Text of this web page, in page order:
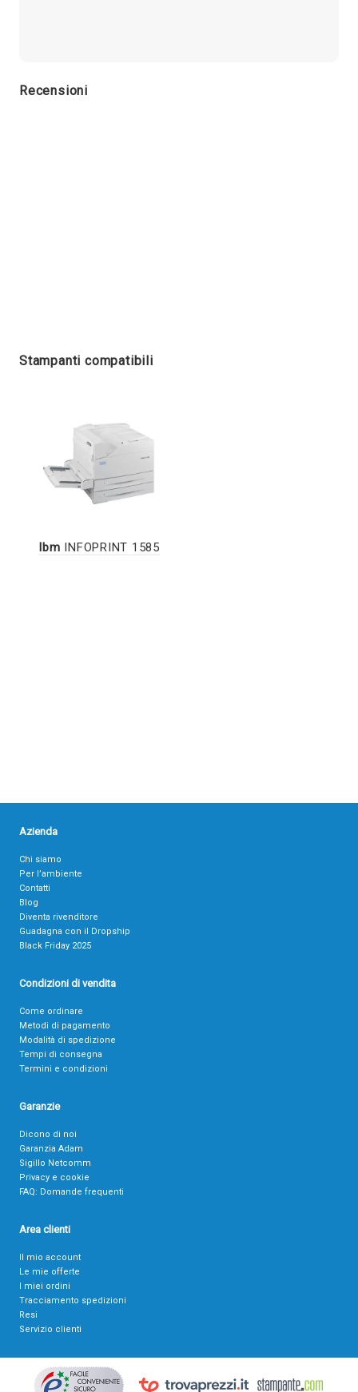
Recensioni
Stampanti compatibili
Ibm INFOPRINT 1585
Azienda
Chi siamo
Per l’ambiente
Contatti
Blog
Diventa rivenditore
Guadagna con il Dropship
Black Friday 2025
Condizioni di vendita
Come ordinare
Metodi di pagamento
Modalità di spedizione
Tempi di consegna
Termini e condizioni
Garanzie
Dicono di noi
Garanzia Adam
Sigillo Netcomm
Privacy e cookie
FAQ: Domande frequenti
Area clienti
Il mio account
Le mie offerte
I miei ordini
Tracciamento spedizioni
Resi
Servizio clienti